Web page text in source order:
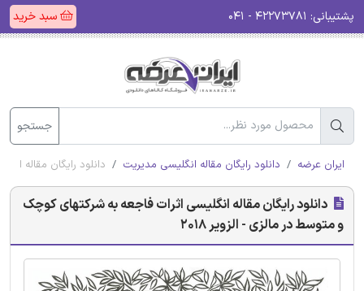
پشتیبانی: سبد خرید
جستجو
ایران عرضه دانلود رایگان مقاله انگلیسی مدیریت دانلود رایگان مقاله
دانلود رایگان مقاله انگلیسی اثرات فاجعه به شرکتهای کوچک
و متوسط در مالزی - الزویر 2018